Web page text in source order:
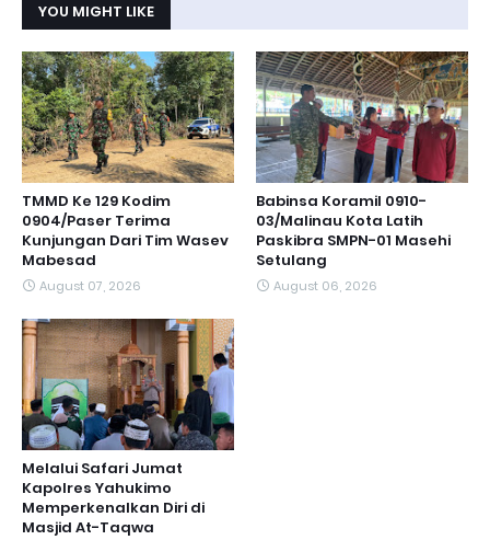
YOU MIGHT LIKE
TMMD Ke 129 Kodim
0904/Paser Terima
Kunjungan Dari Tim Wasev
Mabesad
August 07, 2026
Babinsa Koramil 0910-
03/Malinau Kota Latih
Paskibra SMPN-01 Masehi
Setulang
August 06, 2026
Melalui Safari Jumat
Kapolres Yahukimo
Memperkenalkan Diri di
Masjid At-Taqwa